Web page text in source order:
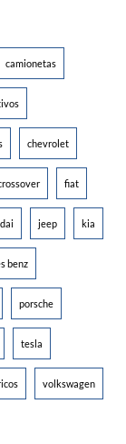
camionetas
chevrolet
fiat
jeep kia
benz
porsche
tesla
volkswagen